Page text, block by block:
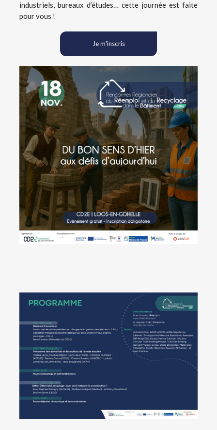
industriels, bureaux d’études… cette journée est faite
pour vous !
Je m'inscris